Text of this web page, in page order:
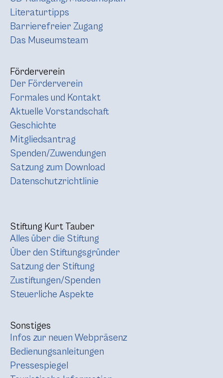
Literaturtipps
Barrierefreier Zugang
Das Museumsteam
Förderverein
Der Förderverein
Formales und Kontakt
Aktuelle Vorstandschaft
Geschichte
Mitgliedsantrag
Spenden/Zuwendungen
Satzung zum Download
Datenschutzrichtlinie
Stiftung Kurt Tauber
Alles über die Stiftung
Über den Stiftungsgründer
Satzung der Stiftung
Zustiftungen/Spenden
Steuerliche Aspekte
Sonstiges
Infos zur neuen Webpräsenz
Bedienungsanleitungen
Pressespiegel